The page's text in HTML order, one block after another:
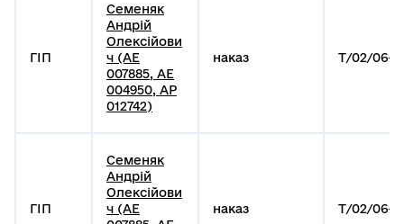
ГІП
Семеняк
Андрій
Олексійови
ч (АЕ
007885, АЕ
004950, АР
012742)
наказ Т/02/06-
ГІП
Семеняк
Андрій
Олексійови
ч (АЕ
наказ Т/02/06-